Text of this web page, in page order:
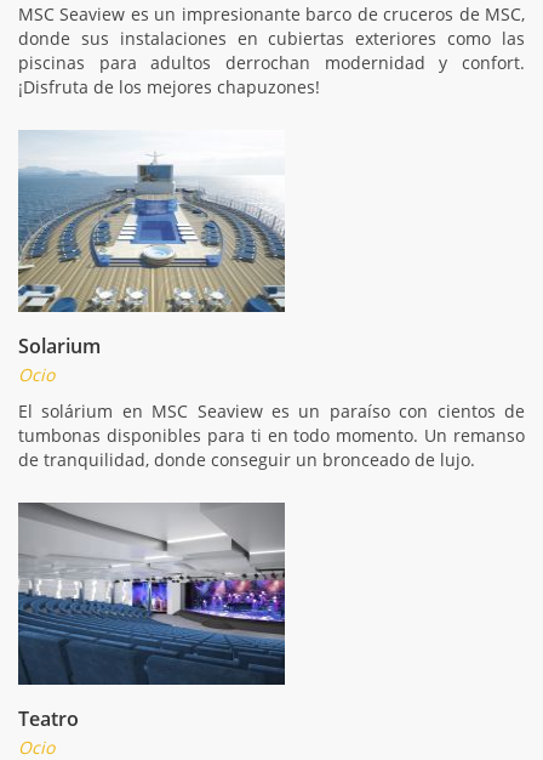
MSC Seaview es un impresionante barco de cruceros de MSC,
donde sus instalaciones en cubiertas exteriores como las
piscinas para adultos derrochan modernidad y confort.
¡Disfruta de los mejores chapuzones!
Solarium
Ocio
El solárium en MSC Seaview es un paraíso con cientos de
tumbonas disponibles para ti en todo momento. Un remanso
de tranquilidad, donde conseguir un bronceado de lujo.
Teatro
Ocio